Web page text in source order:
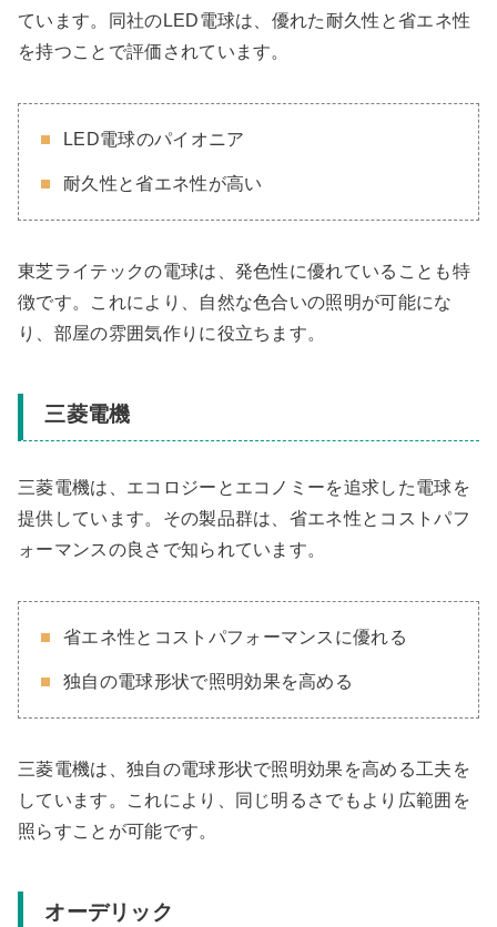
ています。同社のLED電球は、優れた耐久性と省エネ性
を持つことで評価されています。
LED電球のパイオニア
耐久性と省エネ性が高い
東芝ライテックの電球は、発色性に優れていることも特
徴です。これにより、自然な色合いの照明が可能にな
り、部屋の雰囲気作りに役立ちます。
三菱電機
三菱電機は、エコロジーとエコノミーを追求した電球を
提供しています。その製品群は、省エネ性とコストパフ
ォーマンスの良さで知られています。
省エネ性とコストパフォーマンスに優れる
独自の電球形状で照明効果を高める
三菱電機は、独自の電球形状で照明効果を高める工夫を
しています。これにより、同じ明るさでもより広範囲を
照らすことが可能です。
オーデリック